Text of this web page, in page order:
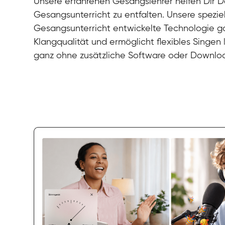
Gesangsunterricht zu entfalten. Unsere
Gesangsunterricht entwickelte Technologie
Klangqualität und ermöglicht flexibles
ganz ohne zusätzliche Software oder